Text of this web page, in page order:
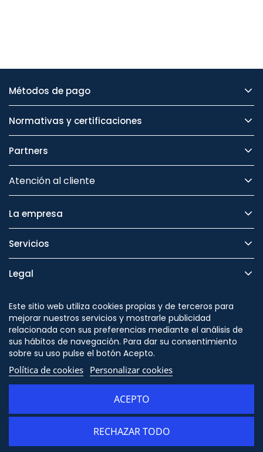
Métodos de pago
Normativas y certificaciones
Partners
Atención al cliente
La empresa
Servicios
Legal
Seguridad
Este sitio web utiliza cookies propias y de terceros para
mejorar nuestros servicios y mostrarle publicidad
relacionada con sus preferencias mediante el análisis de
sus hábitos de navegación. Para dar su consentimiento
sobre su uso pulse el botón Acepto.
Política de cookies Personalizar cookies
RECHAZAR TODO
ACEPTO
Síguenos en